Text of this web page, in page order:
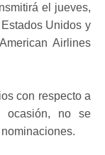
el jueves,
Unidos y
Airlines
con respecto a
ocasión, no se